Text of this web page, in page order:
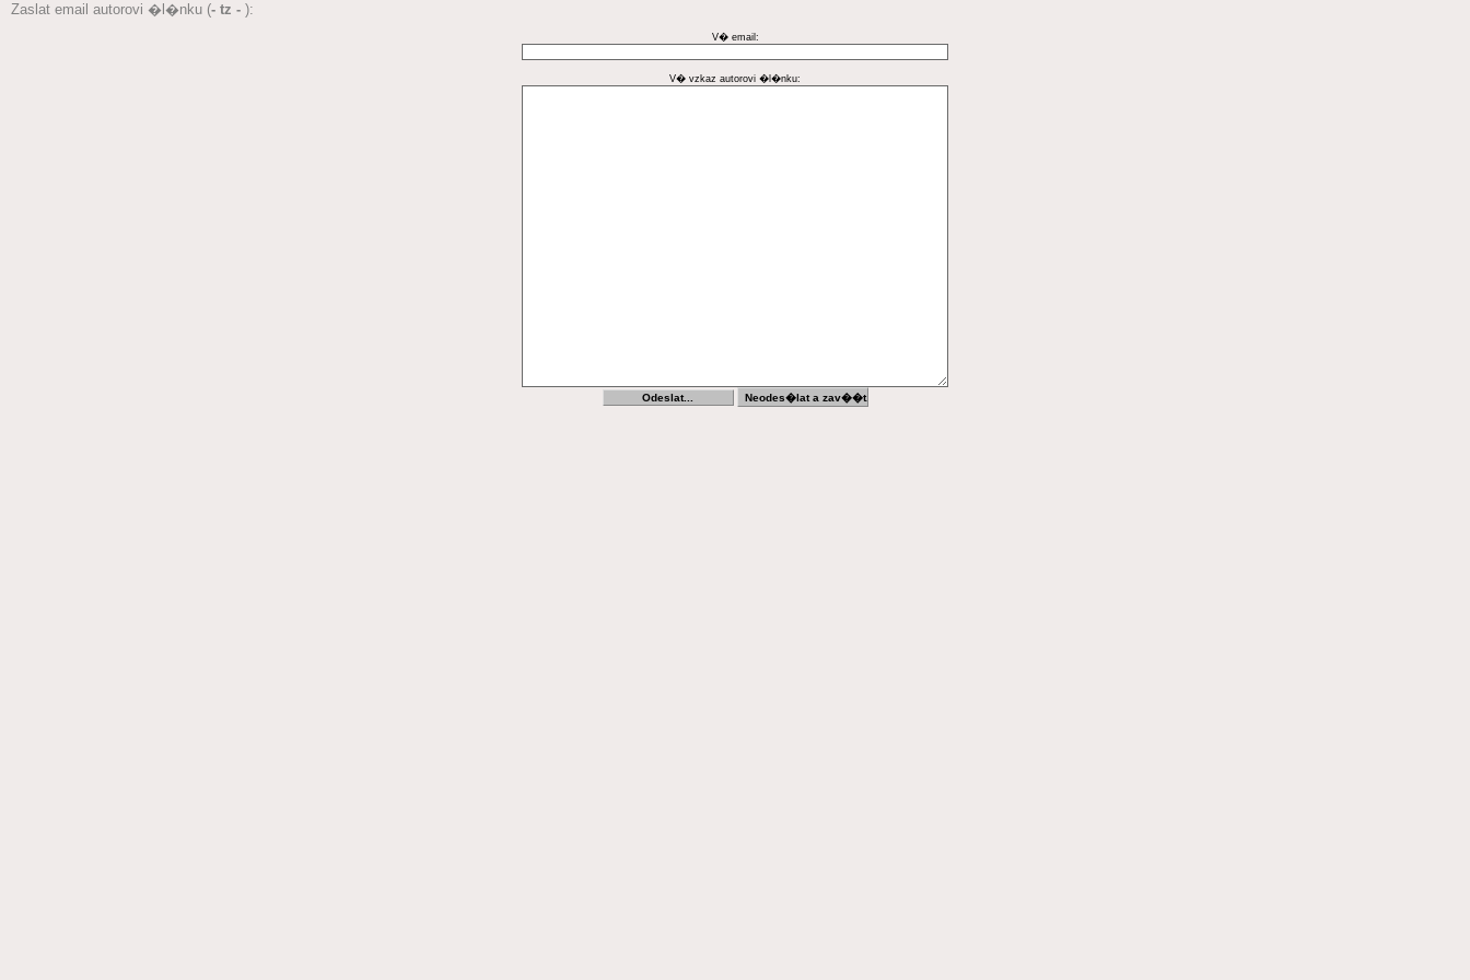
Zaslat email autorovi �l�nku (- tz - ):
V� email:
V� vzkaz autorovi �l�nku: